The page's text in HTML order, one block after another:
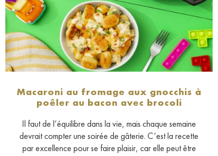
Macaroni au fromage aux gnocchis à
poêler au bacon avec brocoli
Il faut de l’équilibre dans la vie, mais chaque semaine
devrait compter une soirée de gâterie. C’est la recette
par excellence pour se faire plaisir, car elle peut être